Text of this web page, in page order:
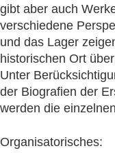
gibt aber auch
verschiedene
und das Lager
historischen Ort
Unter
der Biografien der
werden die
Organisatorisches: